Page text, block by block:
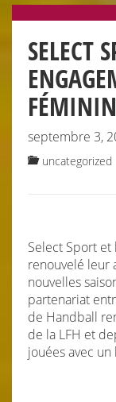
SELECT
septembre 3,
uncategorized
Select Sport
renouvelé leur
nouvelles
partenariat
de Handball
de la LFH et
jouées avec